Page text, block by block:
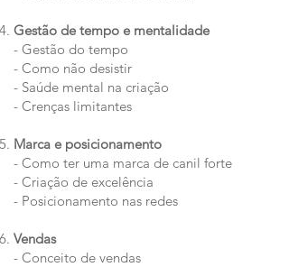
Gestão de tempo e mentalidade
- Gestão do tempo
- Como não desistir
- Saúde mental na criação
- Crenças limitantes
Marca e posicionamento
- Como ter uma marca de canil forte
- Criação de excelência
- Posicionamento nas redes
Vendas
- Conceito de vendas